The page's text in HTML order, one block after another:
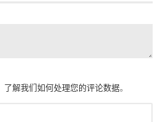
了解我们如何处理您的评论数据。